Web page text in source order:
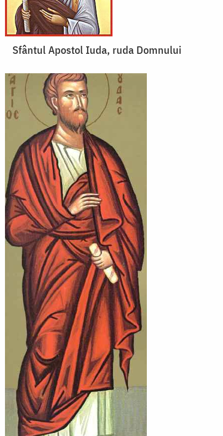
Sfântul Apostol Iuda, ruda Domnului